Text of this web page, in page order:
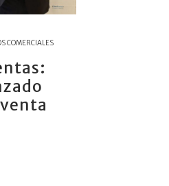
COMERCIALES